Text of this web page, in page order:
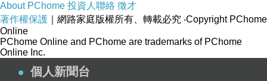
中直立/ E-ATX/ 2 x 5.25, 6 x 3.5
About PChome 投資人聯絡 徵才
著作權保護 ｜網路家庭版權所有、轉載必究 ‧Copyright PChome
Online
PChome Online and PChome are trademarks of PChome
Online Inc.
個人新聞台